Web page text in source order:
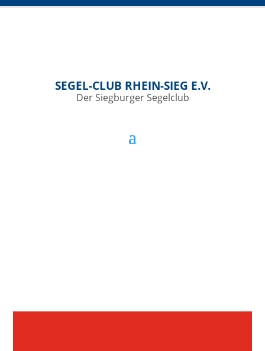
SEGEL-CLUB RHEIN-SIEG E.V.
Der Siegburger Segelclub